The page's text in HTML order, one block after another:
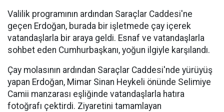
Valilik programının ardından Saraçlar Caddesi'ne
geçen Erdoğan, burada bir işletmede çay içerek
vatandaşlarla bir araya geldi. Esnaf ve vatandaşlarla
sohbet eden Cumhurbaşkanı, yoğun ilgiyle karşılandı.
Çay molasının ardından Saraçlar Caddesi'nde yürüyüş
yapan Erdoğan, Mimar Sinan Heykeli önünde Selimiye
Camii manzarası eşliğinde vatandaşlarla hatıra
fotoğrafı çektirdi. Ziyaretini tamamlayan